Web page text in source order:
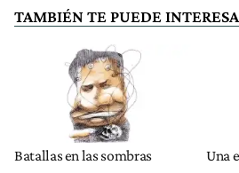
TAMBIÉN TE PUEDE
Batallas en las sombras Una